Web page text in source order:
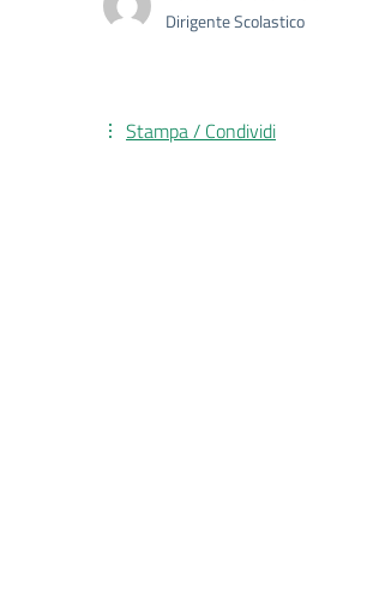
Dirigente Scolastico
Stampa / Condividi